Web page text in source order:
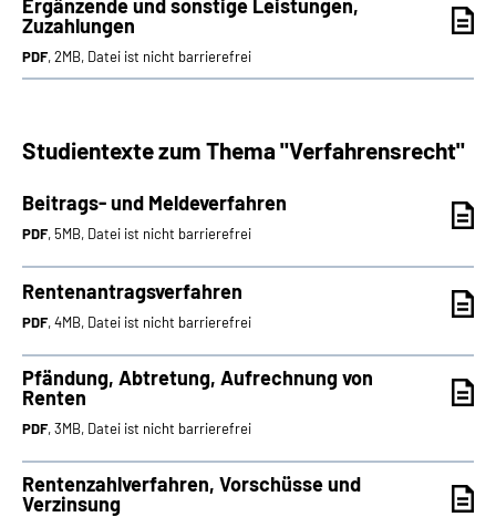
Ergänzende und sonstige Leistungen,
Zuzahlungen
PDF, 2MB, Datei ist nicht barrierefrei
Studientexte zum Thema "Verfahrensrecht"
Beitrags- und Meldeverfahren
PDF, 5MB, Datei ist nicht barrierefrei
Rentenantragsverfahren
PDF, 4MB, Datei ist nicht barrierefrei
Pfändung, Abtretung, Aufrechnung von
Renten
PDF, 3MB, Datei ist nicht barrierefrei
Rentenzahlverfahren, Vorschüsse und
Verzinsung